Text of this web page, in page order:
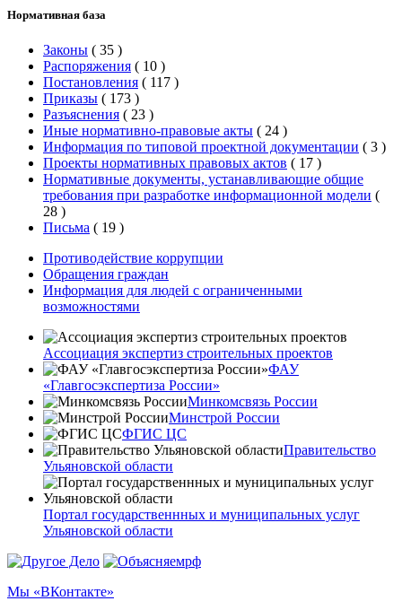
Нормативная база
Законы ( 35 )
Распоряжения ( 10 )
Постановления ( 117 )
Приказы ( 173 )
Разъяснения ( 23 )
Иные нормативно-правовые акты ( 24 )
Информация по типовой проектной документации ( 3 )
Проекты нормативных правовых актов ( 17 )
Нормативные документы, устанавливающие общие
требования при разработке информационной модели (
28 )
Письма ( 19 )
Противодействие коррупции
Обращения граждан
Информация для людей с ограниченными
возможностями
Ассоциация экспертиз строительных проектов
ФАУ
«Главгосэкспертиза России»
Минкомсвязь России
Минстрой России
ФГИС ЦС
Правительство
Ульяновской области
Портал государственнных и муниципальных услуг
Ульяновской области
Мы «ВКонтакте»